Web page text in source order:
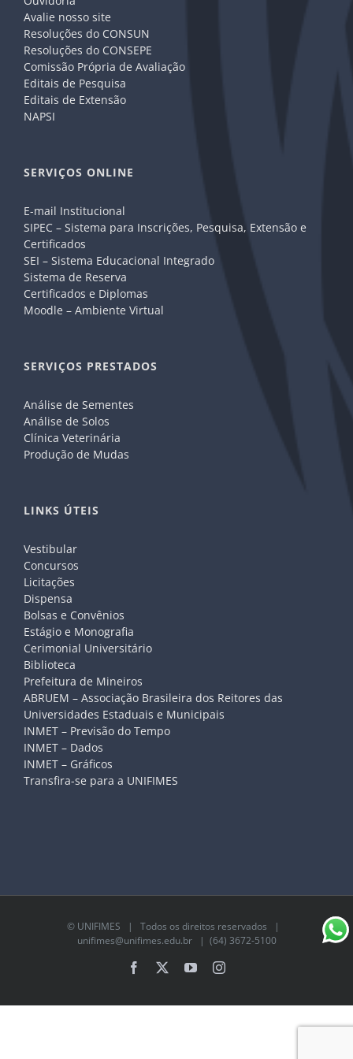
Avalie nosso site
Resoluções do CONSUN
Resoluções do CONSEPE
Comissão Própria de Avaliação
Editais de Pesquisa
Editais de Extensão
NAPSI
SERVIÇOS ONLINE
E-mail Institucional
SIPEC – Sistema para Inscrições, Pesquisa, Extensão e
Certificados
SEI – Sistema Educacional Integrado
Sistema de Reserva
Certificados e Diplomas
Moodle – Ambiente Virtual
SERVIÇOS PRESTADOS
Análise de Sementes
Análise de Solos
Clínica Veterinária
Produção de Mudas
LINKS ÚTEIS
Vestibular
Concursos
Licitações
Dispensa
Bolsas e Convênios
Estágio e Monografia
Cerimonial Universitário
Biblioteca
Prefeitura de Mineiros
ABRUEM – Associação Brasileira dos Reitores das
Universidades Estaduais e Municipais
INMET – Previsão do Tempo
INMET – Dados
INMET – Gráficos
Transfira-se para a UNIFIMES
© UNIFIMES | Todos os direitos reservados |
unifimes@unifimes.edu.br| (64) 3672-5100
Facebook YouTubeInstagram